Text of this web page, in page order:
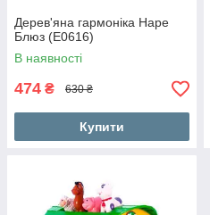
Дерев'яна гармоніка Hape
Блюз (E0616)
В наявності
474 ₴ 630 ₴
Купити